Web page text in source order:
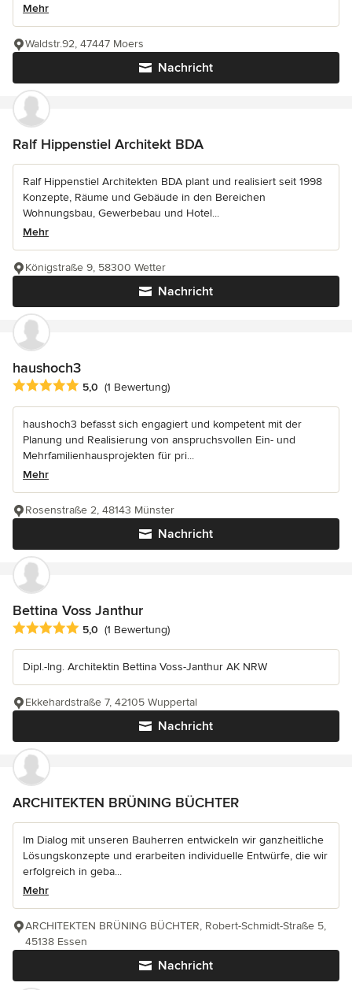
Mehr
Nachricht
Waldstr.92, 47447 Moers
Ralf Hippenstiel Architekt BDA
Ralf Hippenstiel Architekten BDA plant und realisiert seit 1998
Konzepte, Räume und Gebäude in den Bereichen
Wohnungsbau, Gewerbebau und Hotel...
Mehr
Nachricht
Königstraße 9, 58300 Wetter
haushoch3
Durchschnittliche Bewertung: 5 von 5 Sternen
5,0 (1 Bewertung)
haushoch3 befasst sich engagiert und kompetent mit der
Planung und Realisierung von anspruchsvollen Ein- und
Mehrfamilienhausprojekten für pri...
Mehr
Nachricht
Rosenstraße 2, 48143 Münster
Bettina Voss Janthur
Durchschnittliche Bewertung: 5 von 5 Sternen
5,0 (1 Bewertung)
Dipl.-Ing. Architektin Bettina Voss-Janthur AK NRW
Nachricht
Ekkehardstraße 7, 42105 Wuppertal
ARCHITEKTEN BRÜNING BÜCHTER
Im Dialog mit unseren Bauherren entwickeln wir ganzheitliche
Lösungskonzepte und erarbeiten individuelle Entwürfe, die wir
erfolgreich in geba...
Mehr
Nachricht
ARCHITEKTEN BRÜNING BÜCHTER, Robert-Schmidt-Straße 5,
45138 Essen